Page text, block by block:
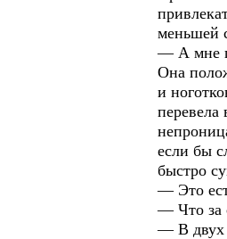
меньшей
— А мне
Она
и
перевела
если бы
быстро
— Это
— Что за
— В двух